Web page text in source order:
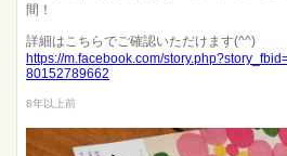
間！
詳細はこちらでご確認いただけます(^^)
https://m.facebook.com/
80152789662
8年以上前